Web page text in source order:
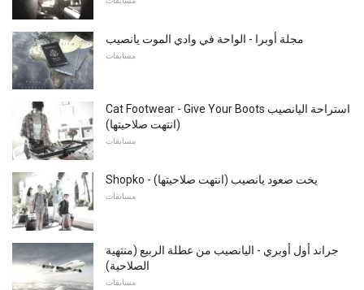
مجلة أوبرا - الواحة في وادي الموت يانصيب
مسابقات
Cat Footwear - Give Your Boots استراحة اليانصيب
(انتهت صلاحيتها)
مسابقات
Shopko - يخت صعود يانصيب (انتهت صلاحيتها)
مسابقات
جراند أول أوبري - اليانصيب من عطلة الربيع (منتهية
الصلاحية)
مسابقات